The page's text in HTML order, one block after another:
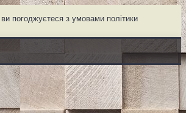
погоджуєтеся з умовами політики